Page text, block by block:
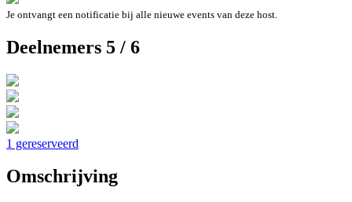
Je ontvangt een notificatie bij alle nieuwe events van deze host.
Deelnemers 5 / 6
1 gereserveerd
Omschrijving